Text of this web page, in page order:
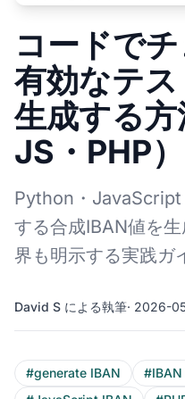
コードで
有効なテ
生成する
JS・PHP）
Python・JavaScript
する合成IBAN値を
界も明示する実践ガ
David S による執筆· 2026-
#generate IBAN